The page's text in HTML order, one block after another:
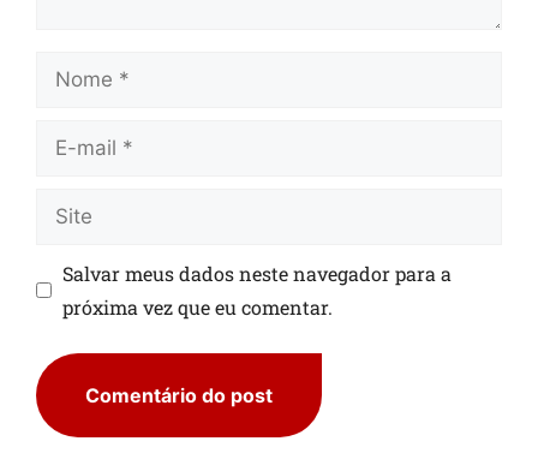
Salvar meus dados neste navegador para a
próxima vez que eu comentar.